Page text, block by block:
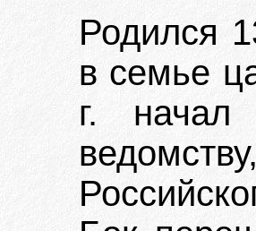
Родился
в семье
г. начал